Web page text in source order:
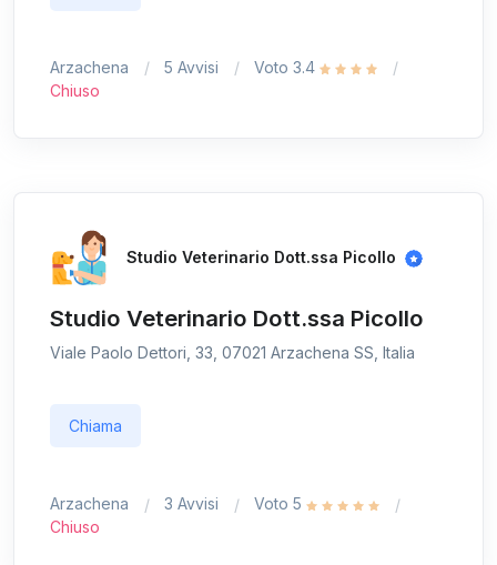
Arzachena 5 Avvisi
Voto 3.4
Chiuso
Studio Veterinario Dott.ssa Picollo
Studio Veterinario Dott.ssa Picollo
Viale Paolo Dettori, 33, 07021 Arzachena SS, Italia
Chiama
Arzachena 3 Avvisi
Voto 5
Chiuso